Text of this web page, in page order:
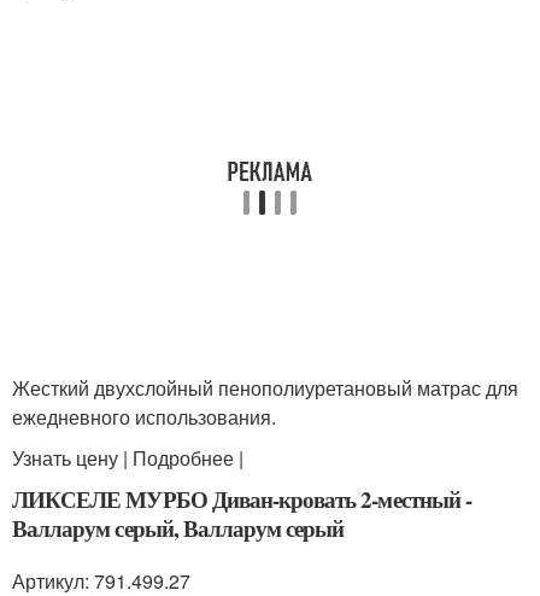
Жесткий двухслойный пенополиуретановый матрас для
ежедневного использования.
Узнать цену | Подробнее |
ЛИКСЕЛЕ МУРБО Диван-кровать 2-местный -
Валларум серый, Валларум серый
Артикул: 791.499.27